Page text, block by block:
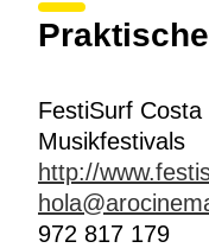
FestiSurf Costa
Musikfestivals
http://
972 817 179